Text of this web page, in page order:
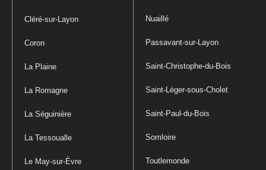
Cléré-sur-Layon
Coron
La Plaine
La Romagne
La Séguinière
La Tessoualle
Le May-sur-Èvre
Nuaillé
Passavant-sur-Layon
Saint-Christophe-du-Bois
Saint-Léger-sous-Cholet
Saint-Paul-du-Bois
Somloire
Toutlemonde